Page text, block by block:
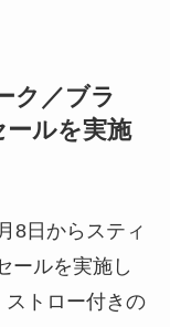
ク／ブラ
ールを実施
8日からスティ
ールを実施し
ストロー付きの